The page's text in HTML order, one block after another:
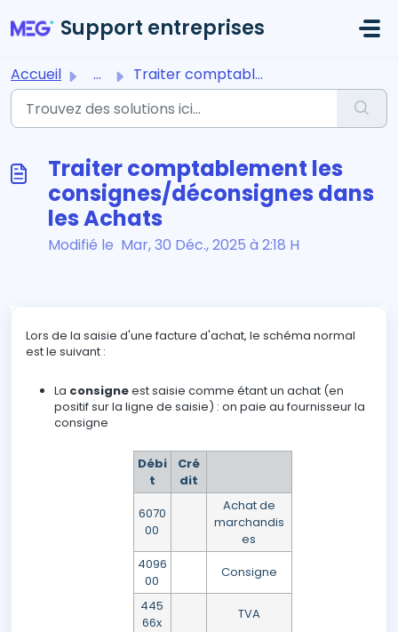
Support entreprises
Accueil ... Traiter comptablement les consignes/déconsignes dans les ...
Traiter comptablement les
consignes/déconsignes dans
les Achats
Modifié le Mar, 30 Déc., 2025 à 2:18 H
Lors de la saisie d'une facture d'achat, le schéma normal
est le suivant :
La consigneest saisie comme étant un achat (en
positif sur la ligne de saisie) : on paie au fournisseur la
consigne
Débi
t
Cré
dit
6070
00
Achat de
marchandis
es
4096
00
Consigne
445
66x
TVA